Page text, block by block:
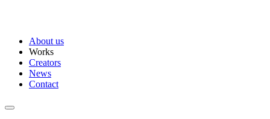
About us
Works
Creators
News
Contact